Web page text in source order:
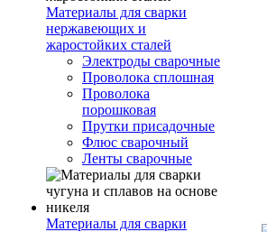
Материалы для сварки
нержавеющих и
жаростойких сталей
Электроды сварочные
Проволока сплошная
Проволока
порошковая
Прутки присадочные
Флюс сварочный
Ленты сварочные
Материалы для сварки